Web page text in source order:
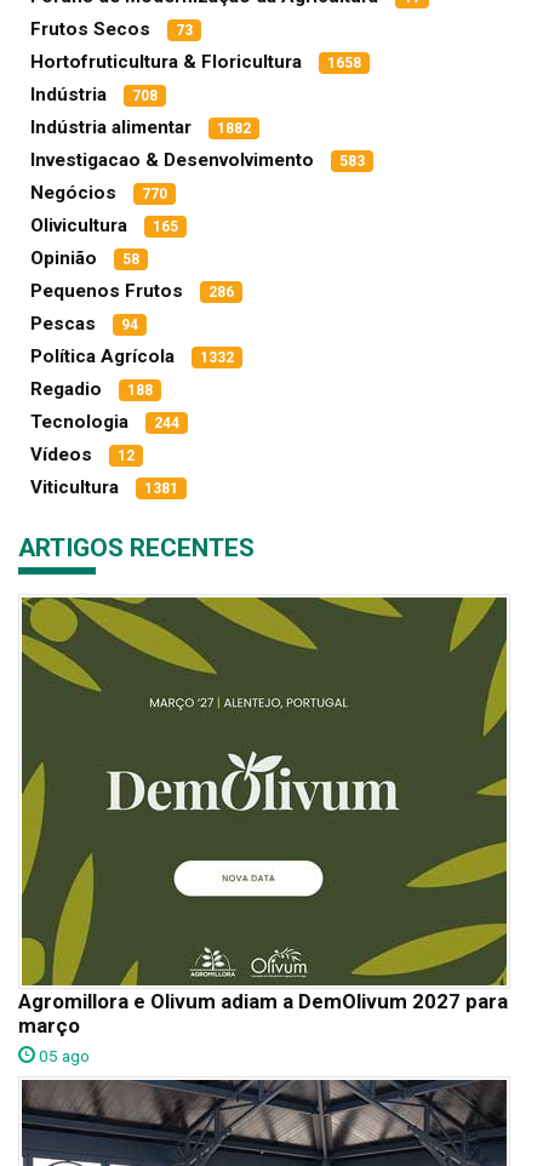
Frutos Secos 73
Hortofruticultura & Floricultura 1658
Indústria 708
Indústria alimentar 1882
Investigacao & Desenvolvimento 583
Negócios 770
Olivicultura 165
Opinião 58
Pequenos Frutos 286
Pescas 94
Política Agrícola 1332
Regadio 188
Tecnologia 244
Vídeos 12
Viticultura 1381
ARTIGOS RECENTES
Agromillora e Olivum adiam a DemOlivum 2027 para
março
05 ago